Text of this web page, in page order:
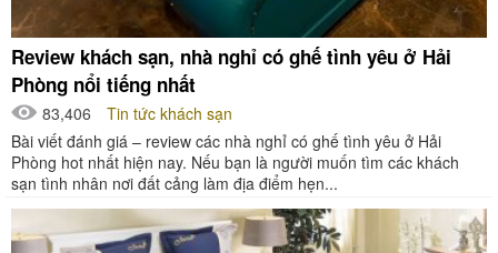
Review khách sạn, nhà nghỉ có ghế tình yêu ở Hải
Phòng nổi tiếng nhất
83,406
Tin tức khách sạn
Bài viết đánh giá – review các nhà nghỉ có ghế tình yêu ở Hải
Phòng hot nhất hiện nay. Nếu bạn là người muốn tìm các khách
sạn tình nhân nơi đất cảng làm địa điểm hẹn...